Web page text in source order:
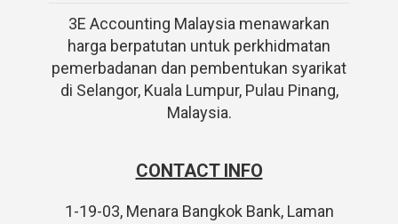
3E Accounting Malaysia menawarkan
harga berpatutan untuk perkhidmatan
pemerbadanan dan pembentukan syarikat
di Selangor, Kuala Lumpur, Pulau Pinang,
Malaysia.
CONTACT INFO
1-19-03, Menara Bangkok Bank, Laman